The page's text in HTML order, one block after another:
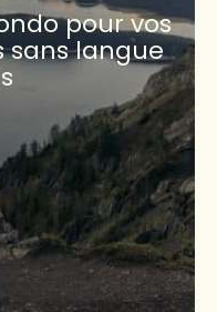
pour vos
sans langue